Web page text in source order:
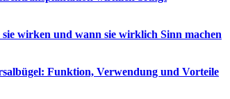
wirken und wann sie wirklich Sinn machen
Funktion, Verwendung und Vorteile